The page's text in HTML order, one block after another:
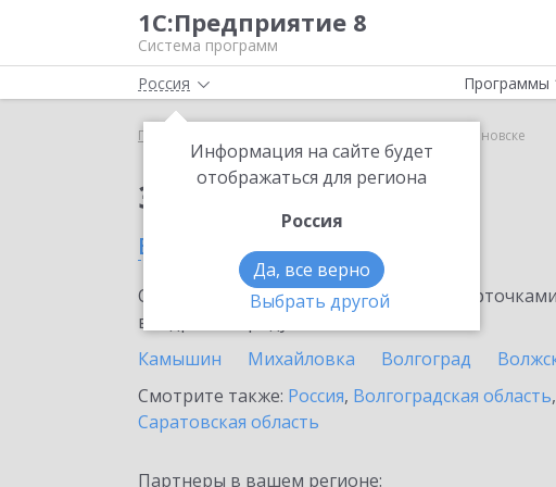
1С:Предприятие 8
Система программ
Россия
Информация на сайте будет
отображаться для региона
Россия
Да, все верно
Выбрать другой
Программы
Главная 1С-ЭПД в Жирновске
Заказать 1С-ЭПД
в Жирновске
Ознакомьтесь с информационными
внедрение продукта.
Камышин
Михайловка Волгоград
Смотрите также: Россия, Волгоградская область,
Саратовская область
Партнеры в вашем регионе: